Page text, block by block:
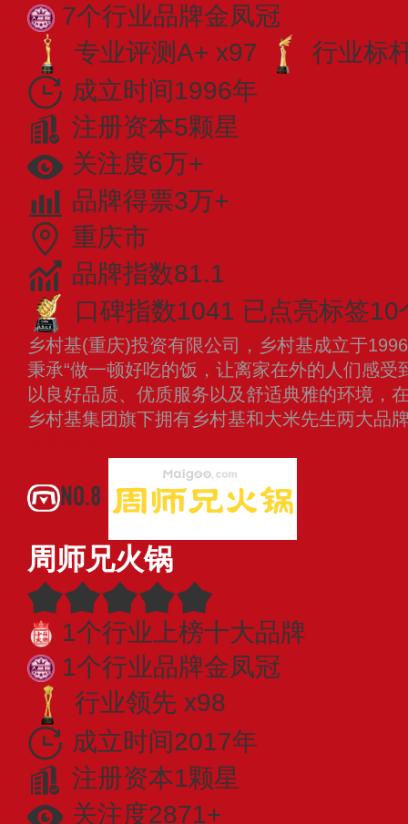
7个行业品牌金凤冠
专业评测A+ x97
行业标
成立时间1996年
注册资本5颗星
关注度6万+
品牌得票3万+
重庆市
品牌指数81.1
口碑指数1041 已点亮标签10
乡村基(重庆)投资有限公司，乡村基成立于
秉承“做一顿好吃的饭，让离家在外的人们感受
以良好品质、优质服务以及舒适典雅的环境，
乡村基集团旗下拥有乡村基和大米先生两大品
NO.8
周师兄火锅
1个行业上榜十大品牌
1个行业品牌金凤冠
行业领先 x98
成立时间2017年
注册资本1颗星
关注度2871+